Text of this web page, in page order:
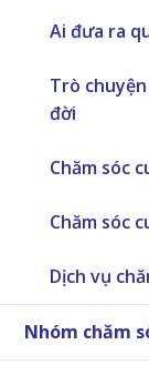
Ai đưa ra
Trò
đời
Chăm sóc
Chăm sóc
Dịch vụ
Nhóm chăm